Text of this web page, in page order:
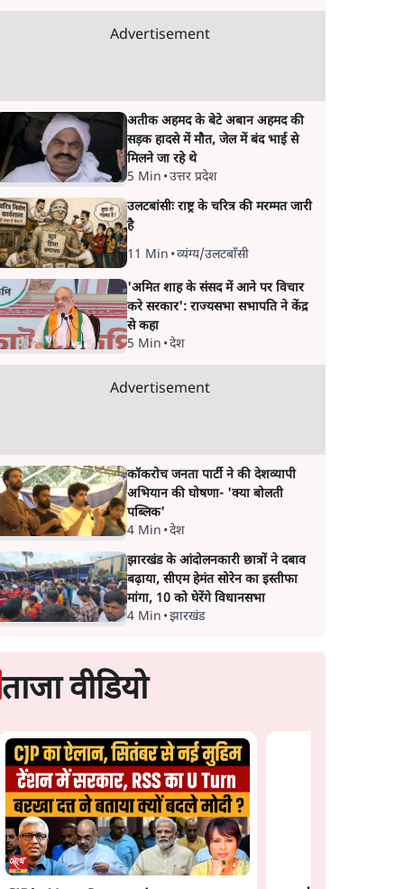
फँस
भागवत बोले- 'जेन ज़ी पर
Advertisement
अतीक अहमद के बेटे अबान अहमद की
सड़क हादसे में मौत, जेल में बंद भाई से
मिलने जा रहे थे
5 Min •उत्तर प्रदेश
उलटबांसीः राष्ट्र के चरित्र की मरम्मत जारी
है
11 Min •व्यंग्य/उलटबाँसी
'अमित शाह के संसद में आने पर विचार
करे सरकार': राज्यसभा सभापति ने केंद्र
से कहा
5 Min •देश
Advertisement
कॉकरोच जनता पार्टी ने की देशव्यापी
अभियान की घोषणा- 'क्या बोलती
पब्लिक'
4 Min •देश
झारखंड के आंदोलनकारी छात्रों ने दबाव
बढ़ाया, सीएम हेमंत सोरेन का इस्तीफा
मांगा, 10 को घेरेंगे विधानसभा
4 Min •झारखंड
ताजा वीडियो